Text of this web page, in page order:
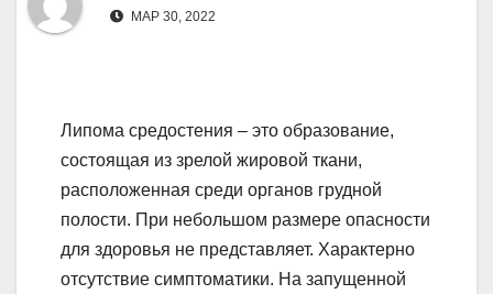
МАР 30, 2022
Липома средостения – это образование,
состоящая из зрелой жировой ткани,
расположенная среди органов грудной
полости. При небольшом размере опасности
для здоровья не представляет. Характерно
отсутствие симптоматики. На запущенной